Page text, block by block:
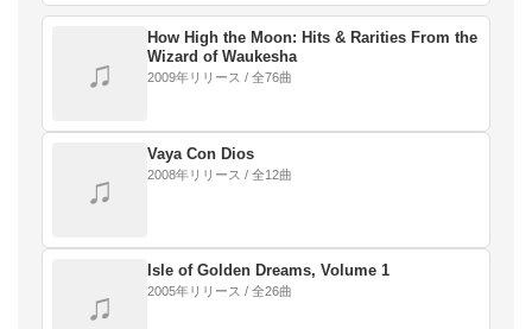
♫
How High the Moon: Hits & Rarities From the
Wizard of Waukesha
2009年リリース / 全76曲
♫
Vaya Con Dios
2008年リリース / 全12曲
♫
Isle of Golden Dreams, Volume 1
2005年リリース / 全26曲